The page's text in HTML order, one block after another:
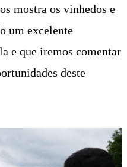
mostra os vinhedos e
um excelente
e que iremos comentar
deste